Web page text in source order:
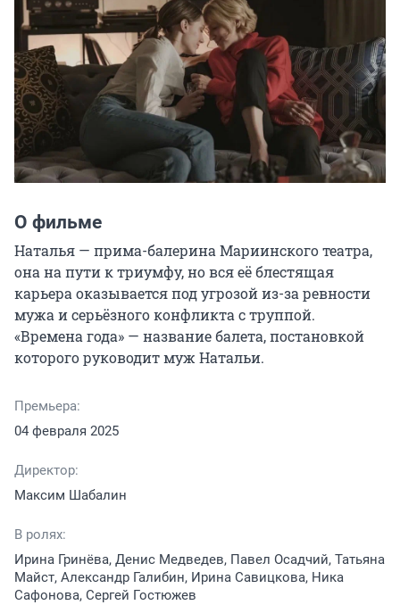
О фильме
Наталья — прима-балерина Мариинского театра,
она на пути к триумфу, но вся её блестящая
карьера оказывается под угрозой из-за ревности
мужа и серьёзного конфликта с труппой.
«Времена года» — название балета, постановкой
которого руководит муж Натальи.
Премьера:
04 февраля 2025
Директор:
Максим Шабалин
В ролях:
Ирина Гринёва, Денис Медведев, Павел Осадчий, Татьяна
Майст, Александр Галибин, Ирина Савицкова, Ника
Сафонова, Сергей Гостюжев